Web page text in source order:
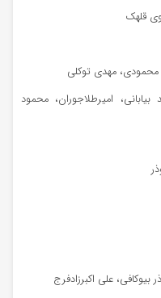
قلهک
مهدی توکلی
امیرطلاجوران، محمود
علی اکبرزادفرج